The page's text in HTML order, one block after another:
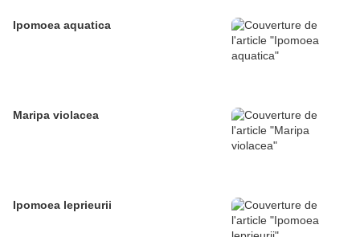
Ipomoea aquatica
Maripa violacea
Ipomoea leprieurii